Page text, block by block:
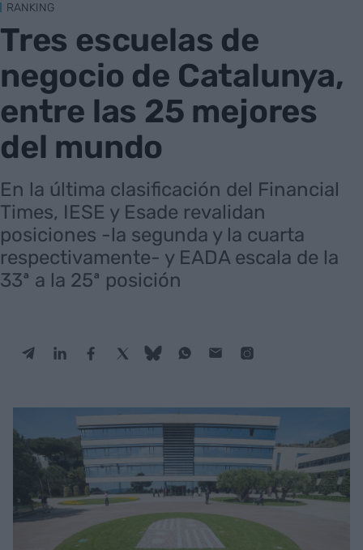
RANKING
Tres escuelas de
negocio de Catalunya,
entre las 25 mejores
del mundo
En la última clasificación del Financial
Times, IESE y Esade revalidan
posiciones -la segunda y la cuarta
respectivamente- y EADA escala de la
33ª a la 25ª posición